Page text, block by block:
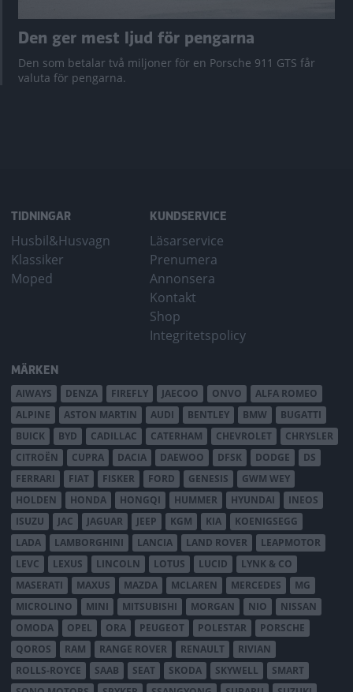
Den ger mest ljud för pengarna
Den som betalar två miljoner för en Porsche 911 GTS får
valuta för pengarna.
TIDNINGAR
Husbil&Husvagn
Klassiker
Moped
KUNDSERVICE
Läsarservice
Prenumera
Annonsera
Kontakt
Shop
Integritetspolicy
MÄRKEN
AIWAYS DENZA FIREFLY JAECOO ONVO
ALFA ROMEO
ALPINE
ASTON MARTIN AUDI BENTLEY BMW
BUGATTI
BUICK
BYD CADILLAC CATERHAM CHEVROLET
CHRYSLER
CITROËN
CUPRA DACIA DAEWOO DFSK DODGE
DS
FERRARI
FIAT FISKER FORD GENESIS
GWM WEY
HOLDEN
HONDA HONGQI HUMMER HYUNDAI
INEOS
ISUZU
JAC JAGUAR JEEP KGM KIA
KOENIGSEGG
LADA
LAMBORGHINI LANCIA LAND ROVER
LEAPMOTOR
LEVC
LEXUS LINCOLN LOTUS LUCID
LYNK & CO
MASERATI
MAXUS MAZDA MCLAREN MERCEDES
MG
MICROLINO
MINI MITSUBISHI MORGAN NIO
NISSAN
OMODA
OPEL ORA PEUGEOT POLESTAR
PORSCHE
QOROS
RAM RANGE ROVER RENAULT
RIVIAN
ROLLS-ROYCE
SAAB SEAT SKODA SKYWELL
SMART